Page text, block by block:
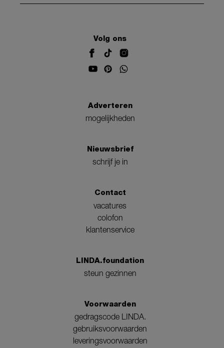
Volg ons
Adverteren
mogelijkheden
Nieuwsbrief
schrijf je in
Contact
vacatures
colofon
klantenservice
LINDA.foundation
steun gezinnen
Voorwaarden
gedragscode LINDA.
gebruiksvoorwaarden
leveringsvoorwaarden